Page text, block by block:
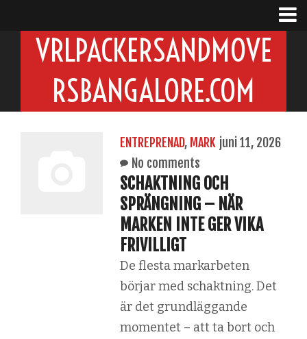
VRLPACKERSANDMOVE
RSBANGALORE.COM
ENTREPRENAD, MARK juni 11, 2026
No comments
SCHAKTNING OCH
SPRÄNGNING – NÄR
MARKEN INTE GER VIKA
FRIVILLIGT
De flesta markarbeten
börjar med schaktning. Det
är det grundläggande
momentet – att ta bort och